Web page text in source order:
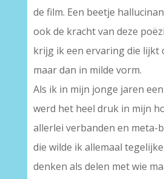
de film. Een beetje
ook de kracht van deze
krijg ik een ervaring die lijkt
maar dan in milde vorm.
Als ik in mijn jonge jaren
werd het heel druk in mijn
allerlei verbanden en meta-
die wilde ik allemaal
denken als delen met wie